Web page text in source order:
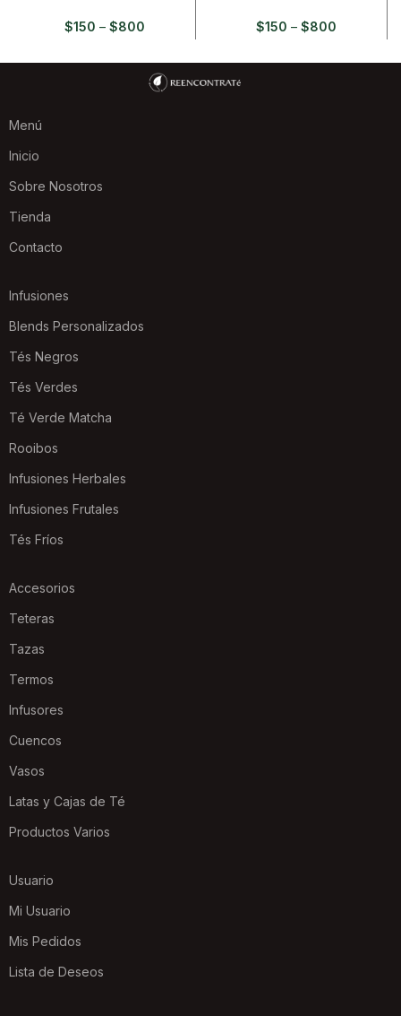
$150 – $800 $150 – $800
Menú
Inicio
Sobre Nosotros
Tienda
Contacto
Infusiones
Blends Personalizados
Tés Negros
Tés Verdes
Té Verde Matcha
Rooibos
Infusiones Herbales
Infusiones Frutales
Tés Fríos
Accesorios
Teteras
Tazas
Termos
Infusores
Cuencos
Vasos
Latas y Cajas de Té
Productos Varios
Usuario
Mi Usuario
Mis Pedidos
Lista de Deseos